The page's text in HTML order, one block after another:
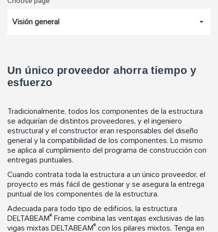
Visión general
Un único proveedor ahorra tiempo y
esfuerzo
Tradicionalmente, todos los componentes de la estructura
se adquirían de distintos proveedores, y el ingeniero
estructural y el constructor eran responsables del diseño
general y la compatibilidad de los componentes. Lo mismo
se aplica al cumplimiento del programa de construcción con
entregas puntuales.
Cuando contrata toda la estructura a un único proveedor, el
proyecto es más fácil de gestionar y se asegura la entrega
puntual de los componentes de la estructura.
Adecuada para todo tipo de edificios, la estructura
DELTABEAM® Frame combina las ventajas exclusivas de las
vigas mixtas DELTABEAM® con los pilares mixtos. Tenga en